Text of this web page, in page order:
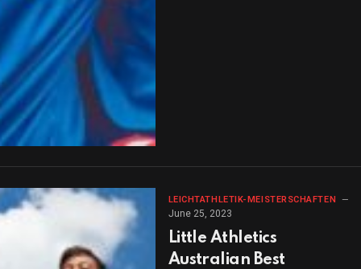
LEICHTATHLETIK-MEISTERSCHAFTEN
June 25, 2023
Little Athletics
Australian Best